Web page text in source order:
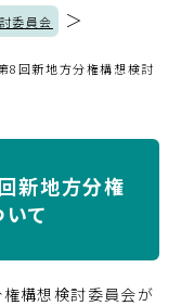
委員会
＞
回新地方分権構想検討
新地方分権
て
構想検討委員会が